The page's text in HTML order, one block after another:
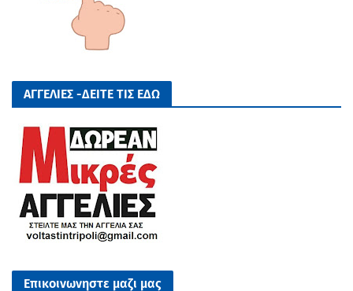
ΑΓΓΕΛΙΕΣ -ΔΕΙΤΕ ΤΙΣ ΕΔΩ
Επικοινωνηστε μαζι μας